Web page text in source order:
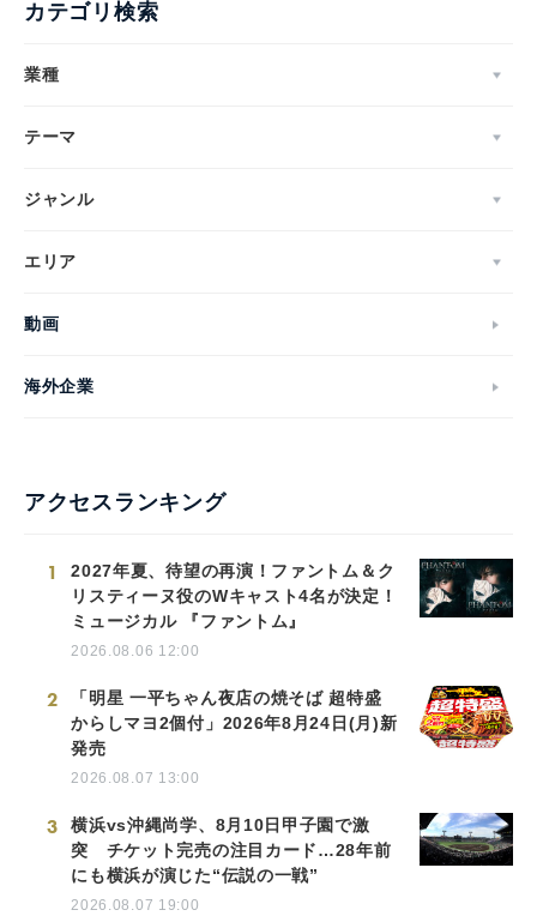
カテゴリ検索
業種
テーマ
ジャンル
エリア
動画
海外企業
アクセスランキング
1
2027年夏、待望の再演！ファントム＆ク
リスティーヌ役のWキャスト4名が決定！
ミュージカル 『ファントム』
2026.08.06 12:00
2
「明星 一平ちゃん夜店の焼そば 超特盛
からしマヨ2個付」2026年8月24日(月)新
発売
2026.08.07 13:00
3
横浜vs沖縄尚学、8月10日甲子園で激
突 チケット完売の注目カード…28年前
にも横浜が演じた“伝説の一戦”
2026.08.07 19:00